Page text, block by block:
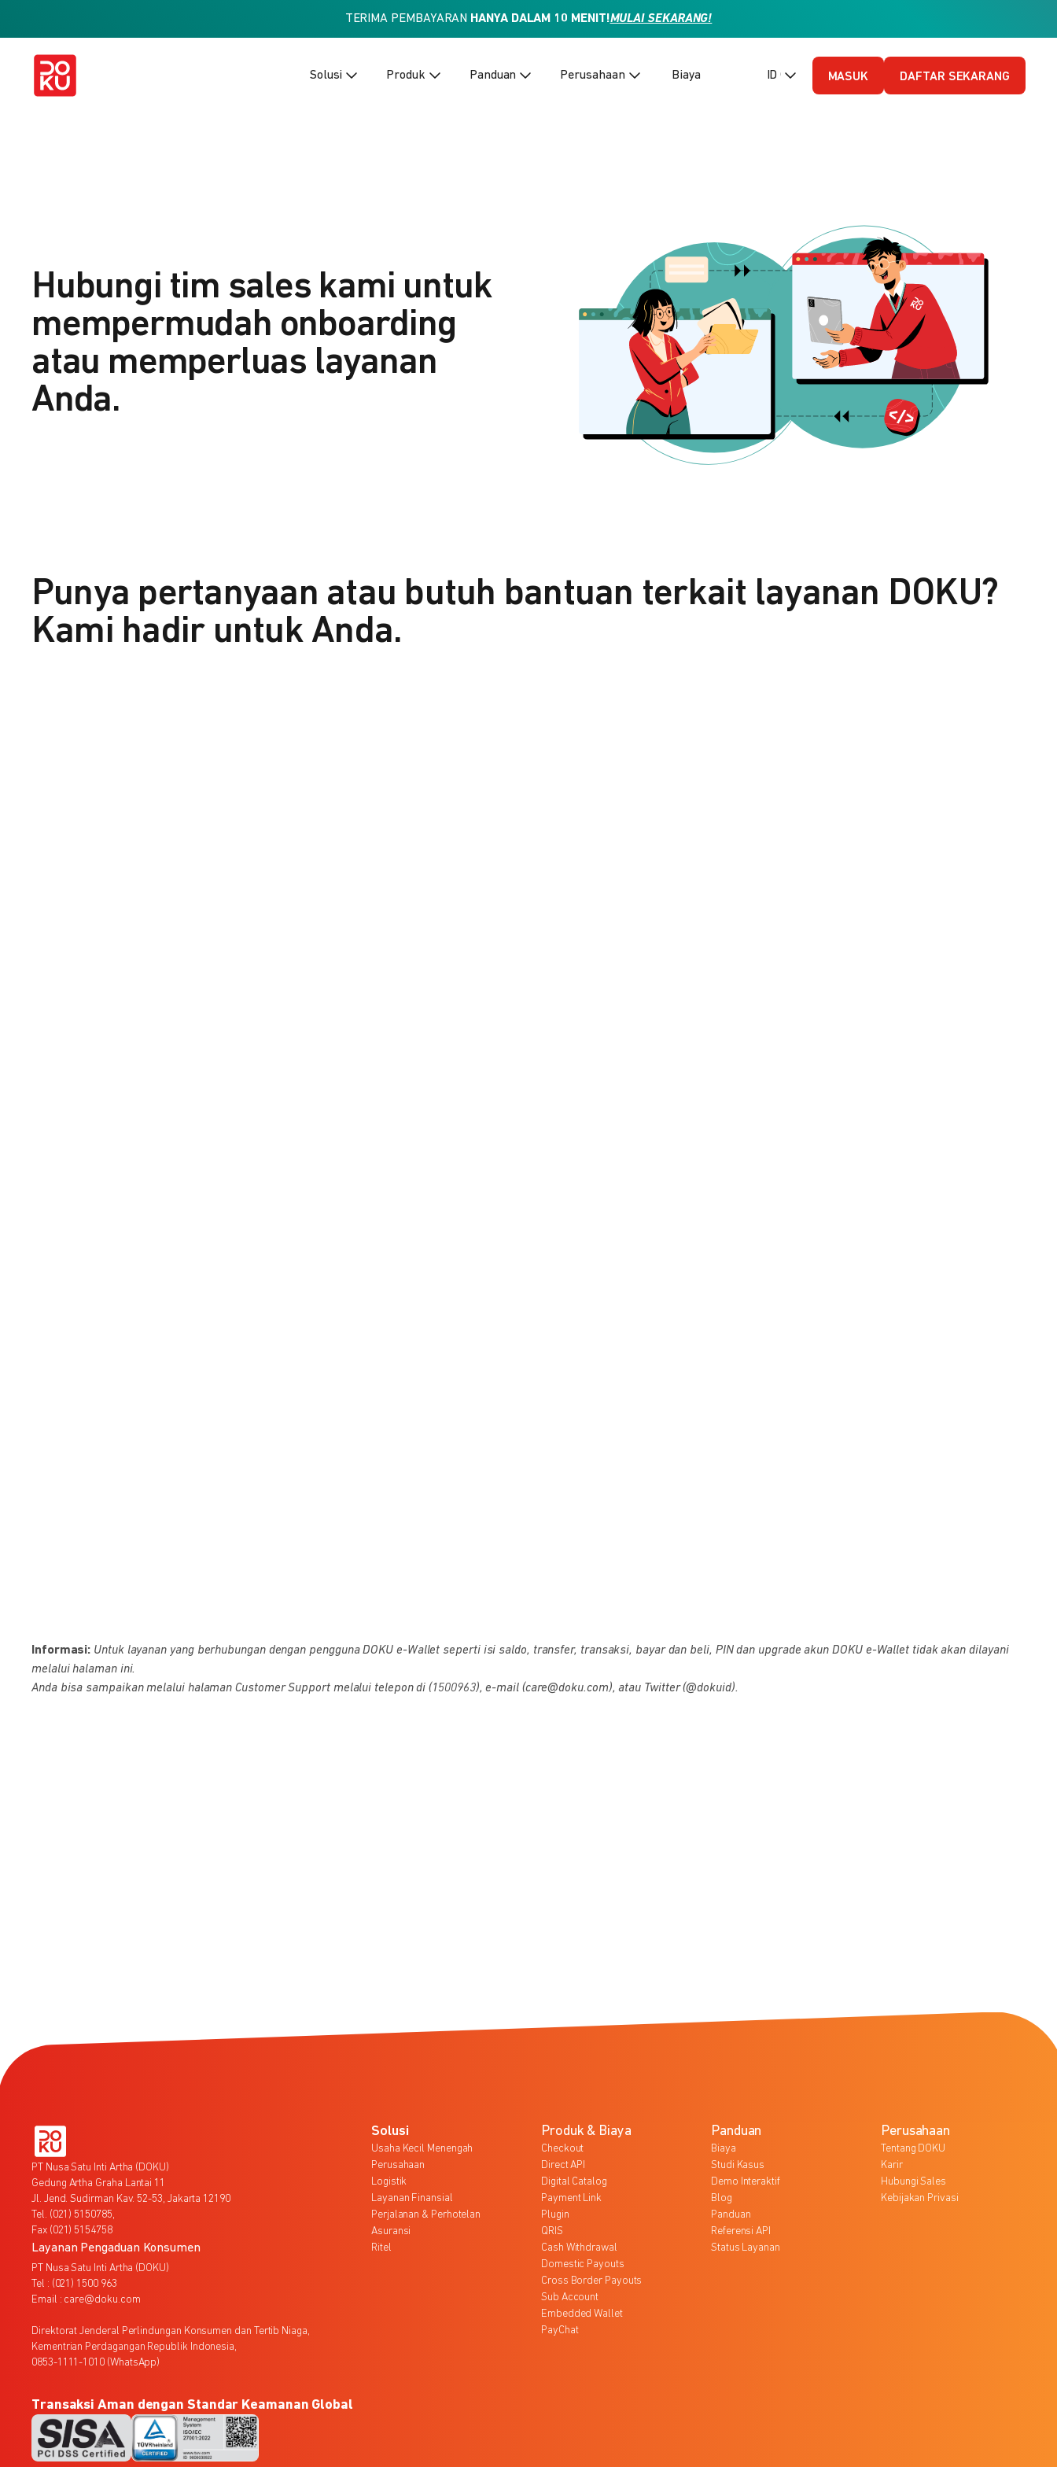
TERIMA PEMBAYARAN HANYA DALAM 10 MENIT!MULAI SEKARANG!
Solusi Produk Panduan Perusahaan Biaya ID (Bahasa Indonesia)
MASUK DAFTAR SEKARANG
Hubungi tim sales kami untuk
mempermudah onboarding
atau memperluas layanan
Anda.
Punya pertanyaan atau butuh bantuan terkait layanan DOKU?
Kami hadir untuk Anda.
Informasi: Untuk layanan yang berhubungan dengan pengguna DOKU e-Wallet seperti isi saldo, transfer, transaksi, bayar dan beli, PIN dan upgrade akun DOKU e-Wallet tidak akan dilayani
melalui halaman ini.
Anda bisa sampaikan melalui halaman Customer Support melalui telepon di (1500963), e-mail (care@doku.com), atau Twitter (@dokuid).
PT Nusa Satu Inti Artha (DOKU)
Gedung Artha Graha Lantai 11
Jl. Jend. Sudirman Kav. 52-53, Jakarta 12190
Tel. (021) 5150785,
Fax (021) 5154758
Layanan Pengaduan Konsumen
PT Nusa Satu Inti Artha (DOKU)
Tel : (021) 1500 963
Email : care@doku.com
Direktorat Jenderal Perlindungan Konsumen dan Tertib Niaga,
Kementrian Perdagangan Republik Indonesia,
0853-1111-1010 (WhatsApp)
Solusi
Usaha Kecil Menengah
Perusahaan
Logistik
Layanan Finansial
Perjalanan & Perhotelan
Asuransi
Ritel
Produk & Biaya
Checkout
Direct API
Digital Catalog
Payment Link
Plugin
QRIS
Cash Withdrawal
Domestic Payouts
Cross Border Payouts
Sub Account
Embedded Wallet
PayChat
Panduan
Biaya
Studi Kasus
Demo Interaktif
Blog
Panduan
Referensi API
Status Layanan
Perusahaan
Tentang DOKU
Karir
Hubungi Sales
Kebijakan Privasi
Transaksi Aman dengan Standar Keamanan Global